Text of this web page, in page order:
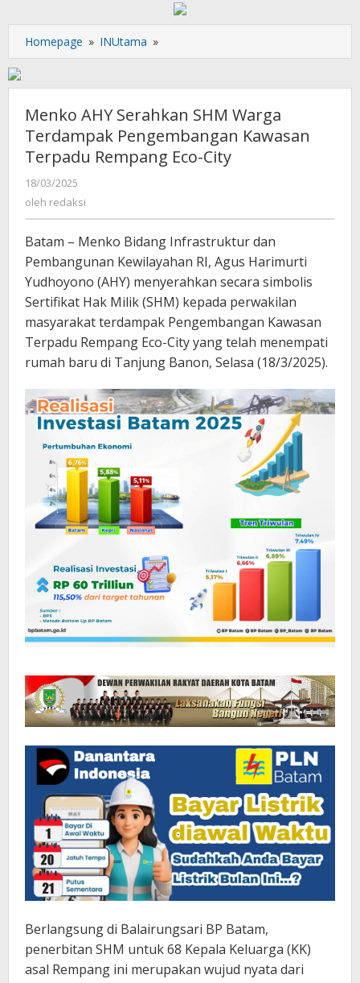
Homepage » INUtama »
AHY
SHM
Warga
Terdampak
Pengembangan
Kawasan
Menko AHY Serahkan SHM Warga
Terdampak Pengembangan Kawasan
Terpadu Rempang Eco-City
18/03/2025
redaksi
oleh redaksi
Batam – Menko Bidang Infrastruktur dan
Pembangunan Kewilayahan RI, Agus Harimurti
Yudhoyono (AHY) menyerahkan secara simbolis
Sertifikat Hak Milik (SHM) kepada perwakilan
masyarakat terdampak Pengembangan Kawasan
Terpadu Rempang Eco-City yang telah menempati
rumah baru di Tanjung Banon, Selasa (18/3/2025).
Berlangsung di Balairungsari BP Batam,
penerbitan SHM untuk 68 Kepala Keluarga (KK)
asal Rempang ini merupakan wujud nyata dari